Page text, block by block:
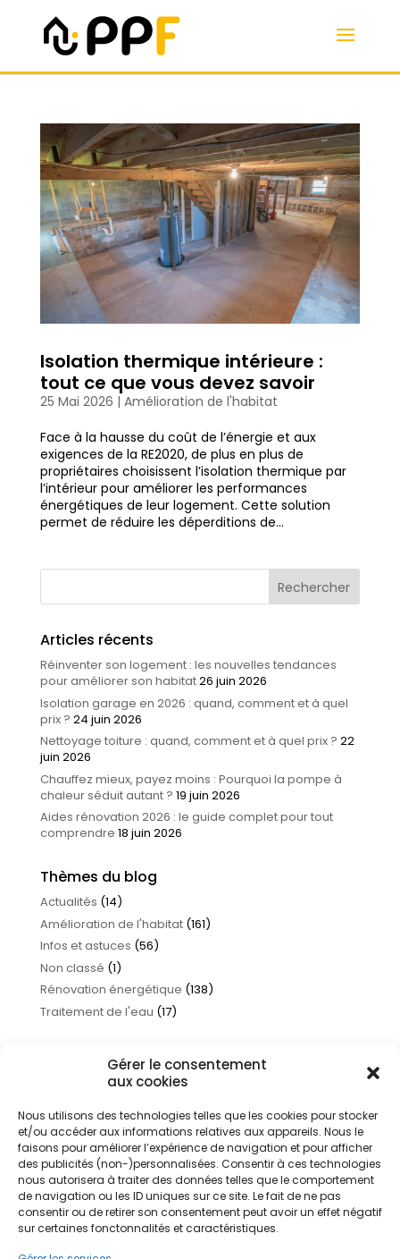
Gérer le consentement
aux cookies
Nous utilisons des technologies telles que les cookies pour stocker
et/ou accéder aux informations relatives aux appareils. Nous le
faisons pour améliorer l’expérience de navigation et pour afficher
des publicités (non-)personnalisées. Consentir à ces technologies
nous autorisera à traiter des données telles que le comportement
de navigation ou les ID uniques sur ce site. Le fait de ne pas
consentir ou de retirer son consentement peut avoir un effet négatif
sur certaines fonctonnalités et caractéristiques.
Isolation thermique intérieure :
tout ce que vous devez savoir
25 Mai 2026 | Amélioration de l'habitat
Face à la hausse du coût de l’énergie et aux
exigences de la RE2020, de plus en plus de
propriétaires choisissent l’isolation thermique par
l’intérieur pour améliorer les performances
énergétiques de leur logement. Cette solution
permet de réduire les déperditions de...
Articles récents
Réinventer son logement : les nouvelles tendances
pour améliorer son habitat26 juin 2026
Isolation garage en 2026 : quand, comment et à quel
prix ? 24 juin 2026
Nettoyage toiture : quand, comment et à quel prix ? 22
juin 2026
Chauffez mieux, payez moins : Pourquoi la pompe à
chaleur séduit autant ? 19 juin 2026
Aides rénovation 2026 : le guide complet pour tout
comprendre 18 juin 2026
Thèmes du blog
Actualités (14)
Amélioration de l'habitat(161)
Infos et astuces (56)
Non classé (1)
Rénovation énergétique (138)
Traitement de l'eau (17)
Devis gratuit